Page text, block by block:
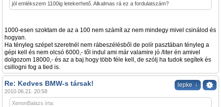
jól emlékszem 1100ig letekerhető. Alkalmas rá ez a fordulatszám?
1000-esen szoktam de az a 100 nem számít az nem mindegy mivel csinálod és
hogyan.
Ha tényleg szépet szeretnél nem rábeszélésből de polír pasztában tényleg a
gépi kell és nem olcsó 6000,- től indul ami már valamire jó /liter én amivel
dolgozom 18000,- és az a baj hogy több féle kell, de szólj ha tudok segítek és
csillogni fog a tied is.
lepke ↓
Re: Kedves BMW-s társak!
2010.06.21. 20:58
XenonBalazs írta: